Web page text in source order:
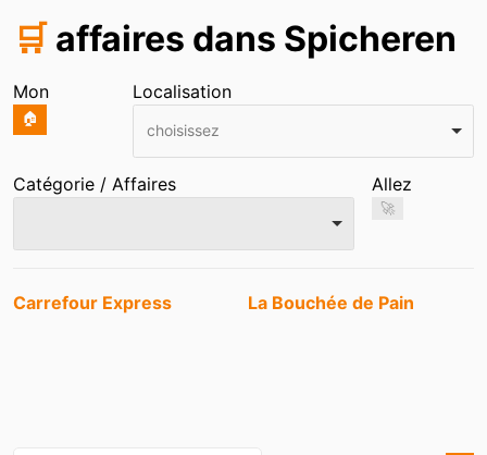
🛒 affaires dans Spicheren
Mon
🏠
Localisation
choisissez
Catégorie / Affaires Allez
🚀
Entrées
Carrefour Express La Bouchée de Pain